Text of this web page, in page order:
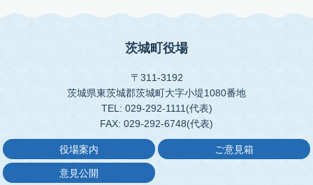
茨城町役場
〒311-3192
茨城県東茨城郡茨城町大字小堤1080番地
TEL: 029-292-1111(代表)
FAX: 029-292-6748(代表)
役場案内 ご意見箱
意見公開